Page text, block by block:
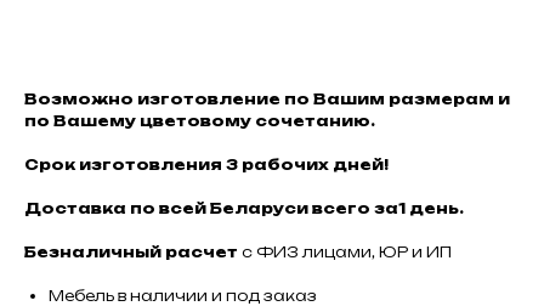
Возможно изготовление по Вашим размерам и
по Вашему цветовому сочетанию.
Срок изготовления 3 рабочих дней!
Доставка по всей Беларуси всего за1 день.
Безналичный расчет с ФИЗ лицами, ЮР и ИП
Мебель в наличии и под заказ